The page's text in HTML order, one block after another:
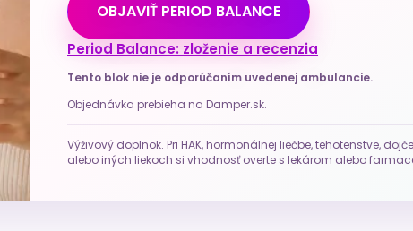
OBJAVIŤ PERIOD BALANCE
Period Balance: zloženie a recenzia
Tento blok nie je odporúčaním uvedenej ambulancie.
Objednávka prebieha na Damper.sk.
Výživový doplnok. Pri HAK, hormonálnej liečbe, tehotenstve,
alebo iných liekoch si vhodnosť overte s lekárom alebo